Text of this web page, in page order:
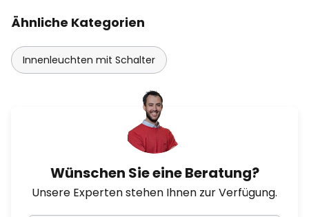
Ähnliche Kategorien
Innenleuchten mit Schalter
Wünschen Sie eine Beratung?
Unsere Experten stehen Ihnen zur Verfügung.